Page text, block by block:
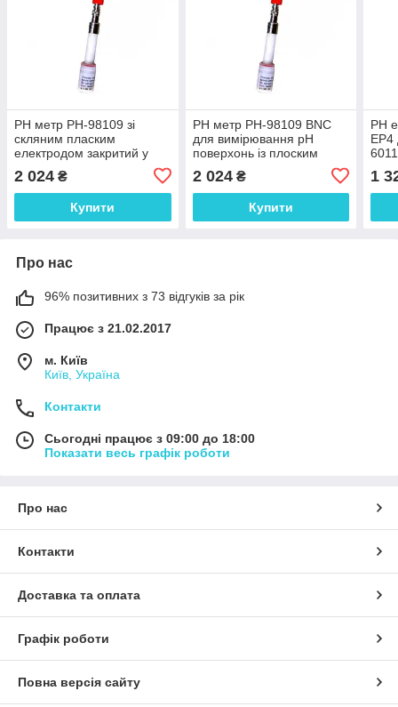
РН метр РН-98109 зі
скляним пласким
електродом закритий у
BNC: 0.00 – 14.00; ± 0.2pH
2 024 ₴
Купити
РН метр РН-98109 BNC
для вимірювання рН
поверхонь із плоским
0...14 pH; ±0,01 pH
2 024₴
Купити
РН
EP4
1
Про нас
96% позитивних з 73 відгуків за рік
Працює з 21.02.2017
м. Київ
Київ, Україна
Контакти
Сьогодні працює з 09:00 до 18:00
Показати весь графік роботи
Про нас
Контакти
Доставка та оплата
Графік роботи
Повна версія сайту